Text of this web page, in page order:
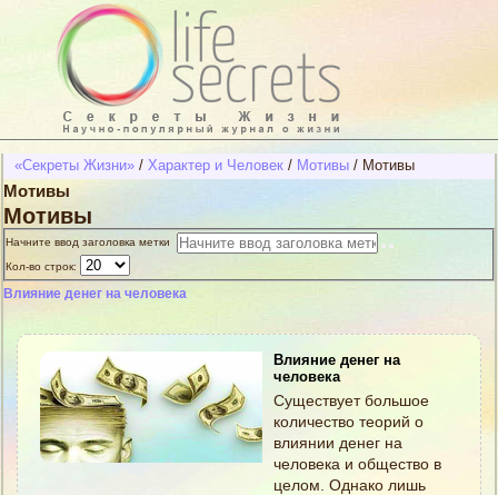
«Секреты Жизни» / Характер и Человек / Мотивы / Мотивы
Мотивы
Мотивы
Начните ввод заголовка метки
Кол-во строк:
Влияние денег на человека
Влияние денег на
человека
Существует большое
количество теорий о
влиянии денег на
человека и общество в
целом. Однако лишь